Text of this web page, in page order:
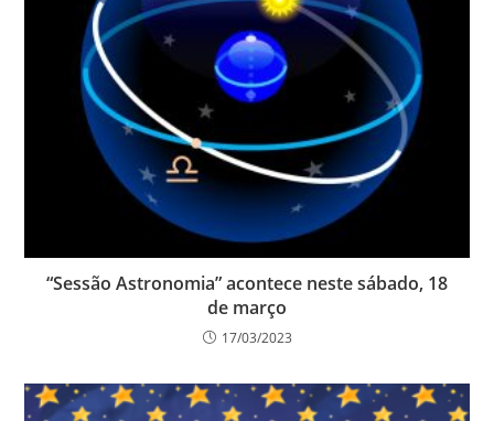
“Sessão Astronomia” acontece neste sábado, 18
de março
17/03/2023